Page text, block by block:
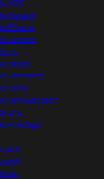
HTC
Huawei
iPhone
Lenovo
LG
Nokia
Samsung
Sony
SonyEricsson
ZTE
Prestigio